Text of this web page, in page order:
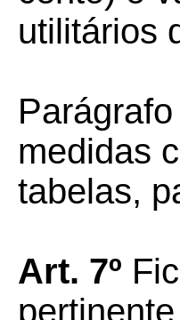
utilitários
medidas
tabelas,
Art. 7º